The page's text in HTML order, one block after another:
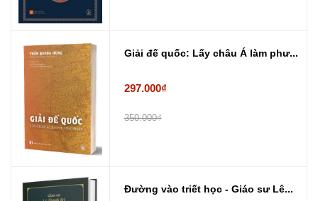
Giải đế quốc: Lấy châu Á làm phư...
297.000₫
350.000₫
Đường vào triết học - Giáo sư Lê...